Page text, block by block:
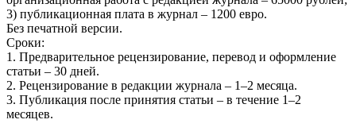
3) публикационная плата в журнал – 1200 евро.
Без печатной версии.
Сроки:
1. Предварительное рецензирование, перевод и оформление
статьи – 30 дней.
2. Рецензирование в редакции журнала – 1–2 месяца.
3. Публикация после принятия статьи – в течение 1–2
месяцев.